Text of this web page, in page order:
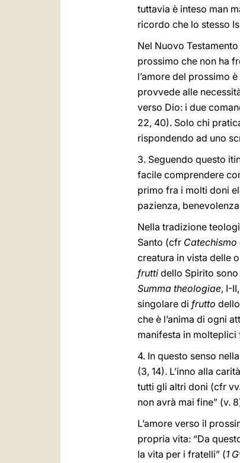
tuttavia è inteso man
ricordo che lo stesso
Nel Nuovo
prossimo che non ha
l’amore del prossimo
provvede alle
verso Dio: i due
22, 40). Solo chi
rispondendo ad uno
3. Seguendo questo
facile comprendere
primo fra i molti doni
pazienza,
Nella tradizione
Santo (cfr
creatura in vista delle
frutti dello Spirito
Summa theologiae, I-
singolare di frutto
che è l’anima di ogni
manifesta in
4. In questo senso
(3, 14). L’inno alla
tutti gli altri doni (cfr
non avrà mai fine” (v.
L’amore verso il
propria vita: “Da
la vita per i fratelli” (1